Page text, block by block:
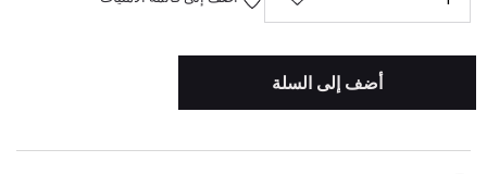
أضف إلى السلة